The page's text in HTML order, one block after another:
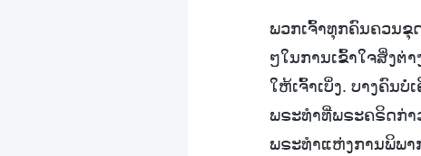
ພວກເຈົ້າທຸກຄົນຄວນຂຸ
ໆໃນການເຂົ້າໃຈສິ່ງຕ່
ໃຫ້ເຈົ້າເບິ່ງ. ບາງຄົນ
ພຣະທຳທີ່ພຣະຄຣິດກ່າ
ພຣະທຳແຫ່ງການພິພາ